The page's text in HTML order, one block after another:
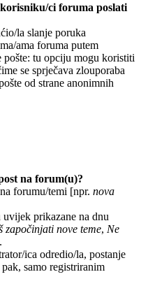
ci foruma poslati
la slanje poruka
ama foruma putem
pošte: tu opciju mogu koristiti
se sprječava zlouporaba
od strane anonimnih
na forum(u)?
forumu/temi [npr. nova
prikazane na dnu
započinjati nove teme, Ne
ica odredio/la, postanje
samo registriranim